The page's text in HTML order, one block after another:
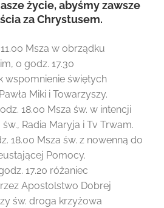
życie, abyśmy zawsze
za Chrystusem.
Msza w obrządku
o godz. 17.30
wspomnienie świętych
Miki i Towarzyszy.
18.00 Msza św. w intencji
Radia Maryja i Tv Trwam.
18.00 Msza św. z nowenną do
Pomocy.
17.20 różaniec
Apostolstwo Dobrej
św. droga krzyżowa